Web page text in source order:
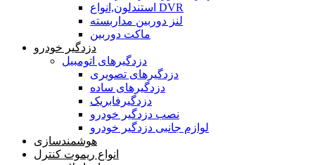
استندلون,انواع DVR
لنز دوربین مداربسته
ماکت دوربین
دزدگیر خودرو
دزدگیرهای اتومبیل
دزدگیرهای تصویری
دزدگیرهای ساده
دزدگیرفابریک
نصب دزدگیر خودرو
لوازم جانبی دزدگیر خودرو
هوشمندسازی
انواع ریموت کنترل